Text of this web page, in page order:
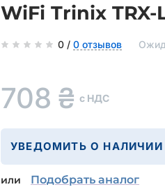
WiFi Trinix TRX-
0 / 0 отзывов
708 ₴ с НДС
УВЕДОМИТЬ О НАЛИЧИИ
или Подобрать аналог